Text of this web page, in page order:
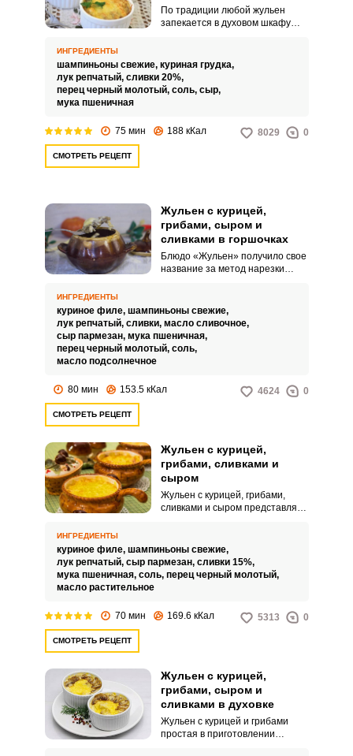
По традиции любой жульен
запекается в духовом шкафу
целостность румяной сырной
корочки, под которой прячутся
грибочки или мясо в соусе
такую ароматную запеканочку, а
способ нарезки молодых
ИНГРЕДИЕНТЫ
шампиньоны свежие, куриная грудка,
лук репчатый, сливки 20%,
перец черный молотый, соль, сыр,
мука пшеничная
75 мин 188 кКал 8029 0
СМОТРЕТЬ РЕЦЕПТ
Жульен с курицей,
грибами, сыром и
сливками в горшочках
Блюдо «Жульен» получило свое
название за метод нарезки
в сливочном соусе под сыром.
Но даже при другом способе
нарезки блюдо получится не
менее вкусным.
ИНГРЕДИЕНТЫ
куриное филе, шампиньоны свежие,
лук репчатый, сливки, масло сливочное,
сыр пармезан, мука пшеничная,
перец черный молотый, соль,
масло подсолнечное
80 мин 153.5 кКал 4624 0
СМОТРЕТЬ РЕЦЕПТ
Жульен с курицей,
грибами, сливками и
сыром
Жульен с курицей, грибами,
сливками и сыром представляет
духовке. Такое блюдо подается в
кокотницах – формах, в которых
запекается жульен.
ИНГРЕДИЕНТЫ
куриное филе, шампиньоны свежие,
лук репчатый, сыр пармезан, сливки 15%,
мука пшеничная, соль, перец черный молотый,
масло растительное
70 мин 169.6 кКал 5313 0
СМОТРЕТЬ РЕЦЕПТ
Жульен с курицей,
грибами, сыром и
сливками в духовке
Жульен с курицей и грибами
простая в приготовлении